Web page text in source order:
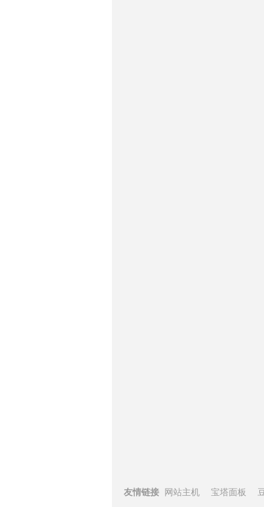
友情链接 网站主机 宝塔面板